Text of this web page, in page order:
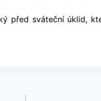
sváteční úklid,